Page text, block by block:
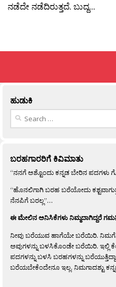
ನಡೆದೇ ನಡೆದಿರುತ್ತದೆ. ಬುದ್ದ...
ಹುಡುಕಿ
Search
ಬರಹಗಾರರಿಗೆ ಕಿವಿಮಾತು
“ನನಗೆ ಅಶ್ಟೊಂದು ಕನ್ನಡ ಬೇರಿನ ಪದಗಳು
“ಹೊನಲಿಗಾಗಿ ಬರಹ ಬರೆಯೋದು
ನೆನಪಿಗೆ ಬರಲ್ಲ”…
ಈ ಮೇಲಿನ ಅನಿಸಿಕೆಗಳು ನಿಮ್ಮದಾಗಿದ್ದರೆ
ನೀವು ಬರೆಯುವ ಹಾಗೆಯೇ ಬರೆಯಿರಿ.
ಅವುಗಳನ್ನು ಬಳಸಿಕೊಂಡೇ ಬರೆಯಿರಿ. ಇಲ್ಲಿ
ಪದಗಳನ್ನು ಬಳಸಿ ಬರಹಗಳನ್ನು
ಬರೆಯಬೇಕೆಂದೇನೂ ಇಲ್ಲ. ನಿಮಗಾದಶ್ಟು